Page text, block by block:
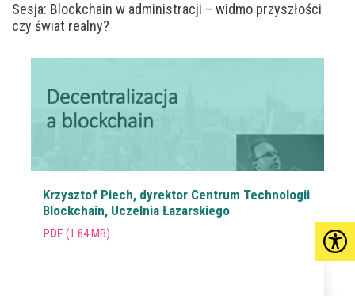
Sesja: Blockchain w administracji – widmo przyszłości
czy świat realny?
Krzysztof Piech, dyrektor Centrum Technologii
Blockchain, Uczelnia Łazarskiego
PDF (1.84 MB)